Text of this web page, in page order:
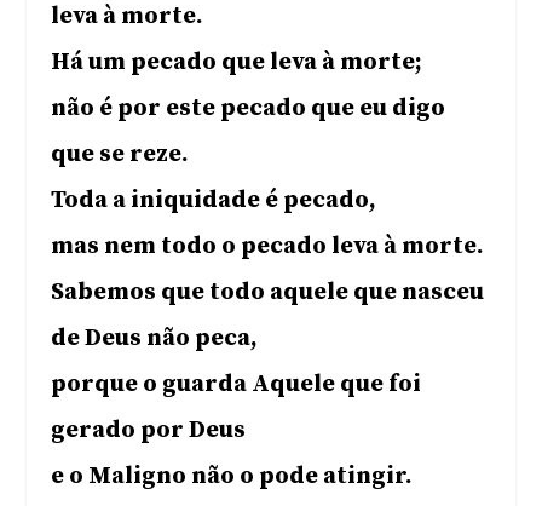
leva à morte.
Há um pecado que leva à morte;
não é por este pecado que eu digo
que se reze.
Toda a iniquidade é pecado,
mas nem todo o pecado leva à morte.
Sabemos que todo aquele que nasceu
de Deus não peca,
porque o guarda Aquele que foi
gerado por Deus
e o Maligno não o pode atingir.